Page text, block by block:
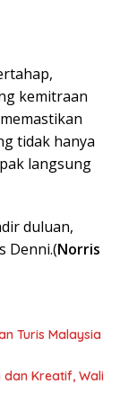
kemitraan
tidak hanya
langsung
duluan,
Denni.(Norris
Turis Malaysia
Kreatif, Wali